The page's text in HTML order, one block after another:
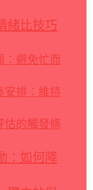
緒比技巧
：避免忙而
安排：維持
估的觸發條
：如何降